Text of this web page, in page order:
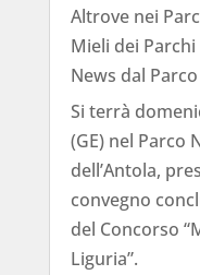
Altrove nei
Mieli dei
News dal Parco
Si terrà
(GE) nel Parco
dell’Antola,
convegno
del Concorso
Liguria”.